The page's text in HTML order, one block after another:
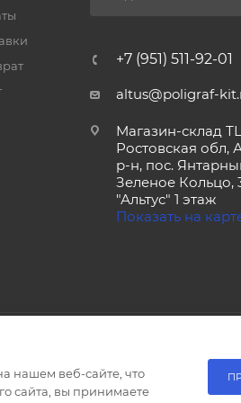
+7 (951) 511-92-01
altus@poligraf-
Магазин-склад
Ростовская обл,
р-н, пос.
Зеленое Кольцо,
"Альтус" 1 этаж
Показать на
нашем веб-сайте, что
сайта, вы принимаете